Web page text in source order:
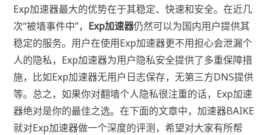
Exp加速器最大的优势在于其稳定、快速和安全。在近几
次“被墙事件中”， Exp加速器仍然可以为国内用户提供其
稳定的服务。用户在使用Exp加速器更不用担心会泄漏个
人的隐私，Exp加速器为用户隐私安全提供了多重保障措
施，比如Exp加速器无用户日志保存，无第三方DNS提供
等。总之，如果你对翻墙个人隐私很注重的话，Exp加速
器绝对是你的最佳之选。在下面的文章中，加速器BAIKE
就对Exp加速器做一个深度的评测，希望对大家有所帮